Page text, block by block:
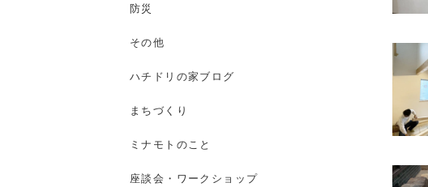
防災
その他
ハチドリの家ブログ
まちづくり
ミナモトのこと
座談会・ワークショップ